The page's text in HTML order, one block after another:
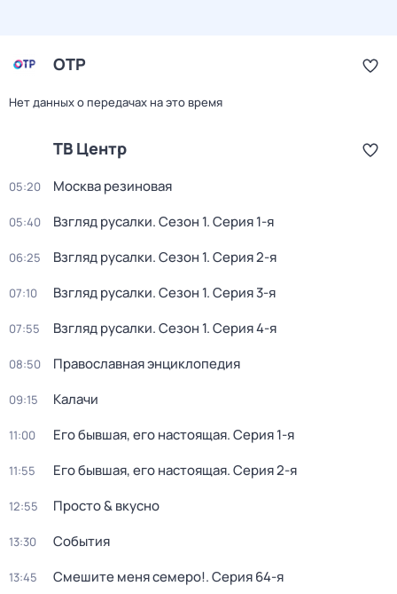
ОТР
Нет данных о передачах на это время
ТВ Центр
05:20 Москва резиновая
05:40 Взгляд русалки. Сезон 1. Серия 1-я
06:25 Взгляд русалки. Сезон 1. Серия 2-я
07:10 Взгляд русалки. Сезон 1. Серия 3-я
07:55 Взгляд русалки. Сезон 1. Серия 4-я
08:50 Православная энциклопедия
09:15 Калачи
11:00 Его бывшая, его настоящая. Серия 1-я
11:55 Его бывшая, его настоящая. Серия 2-я
12:55 Просто & вкусно
13:30 События
13:45 Смешите меня семеро!. Серия 64-я